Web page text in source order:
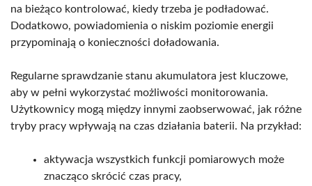
na bieżąco kontrolować, kiedy trzeba je podładować.
Dodatkowo, powiadomienia o niskim poziomie energii
przypominają o konieczności doładowania.
Regularne sprawdzanie stanu akumulatora jest kluczowe,
aby w pełni wykorzystać możliwości monitorowania.
Użytkownicy mogą między innymi zaobserwować, jak różne
tryby pracy wpływają na czas działania baterii. Na przykład:
aktywacja wszystkich funkcji pomiarowych może
znacząco skrócić czas pracy,